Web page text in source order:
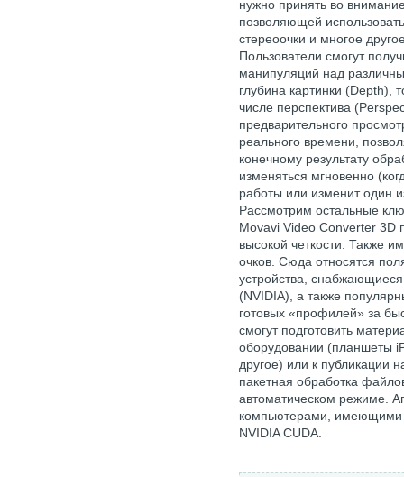
нужно принять во
позволяющей
стереоочки и многое
Пользователи смогут
манипуляций над
глубина картинки (Depth),
числе перспектива
предварительного
реального времени,
конечному результату
изменяться мгновенно
работы или изменит один
Рассмотрим остальные
Movavi Video Converter 3D
высокой четкости. Также
очков. Сюда относятся
устройства,
(NVIDIA), а также
готовых «профилей» за
смогут подготовить
оборудовании (планшеты
другое) или к публикации
пакетная обработка
автоматическом режиме.
компьютерами, имеющими
NVIDIA CUDA.